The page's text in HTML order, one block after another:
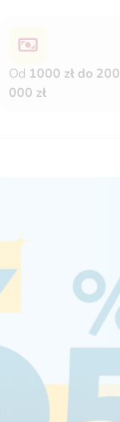
Od 1000 zł do 200
000 zł